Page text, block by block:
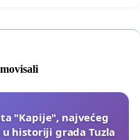
"Kapije", najvećeg
historiji grada Tuzla